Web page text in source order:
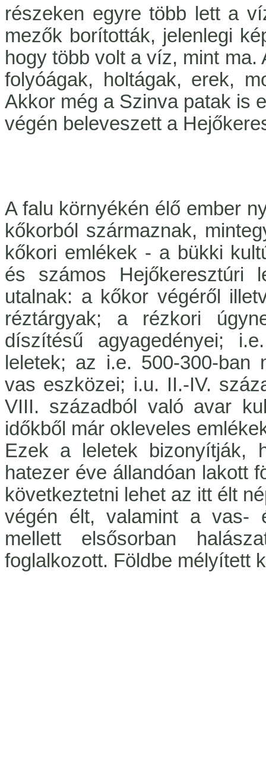
részeken egyre több lett a
mezők borították, jelenlegi
hogy több volt a víz, mint
folyóágak, holtágak, erek,
Akkor még a Szinva patak is
végén beleveszett a
A falu környékén élő ember
kőkorból származnak,
kőkori emlékek - a bükki
és számos Hejőkeresztúri
utalnak: a kőkor végéről
réztárgyak; a rézkori
díszítésű agyagedényei;
leletek; az i.e. 500-300-
vas eszközei; i.u. II.-IV.
VIII. századból való avar
időkből már okleveles
Ezek a leletek bizonyítják,
hatezer éve állandóan lakott
következtetni lehet az itt élt
végén élt, valamint a vas-
mellett elsősorban
foglalkozott. Földbe mélyített